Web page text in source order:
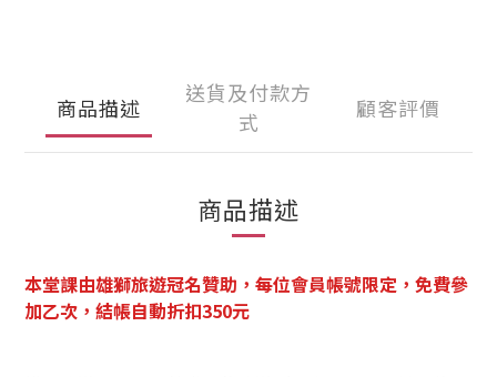
商品描述
送貨及付款方
式
顧客評價
商品描述
本堂課由雄獅旅遊冠名贊助， 每位會員帳號限定，免費參
加乙次，結帳自動折扣350元